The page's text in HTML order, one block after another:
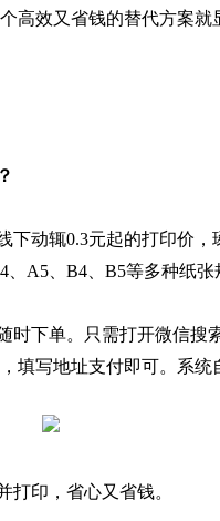
个高效又省钱的替代方案
下动辄0.3元起的打印价
A5、B4、B5等多种纸
时下单。只需打开微信搜
填写地址支付即可。系统
打印，省心又省钱。